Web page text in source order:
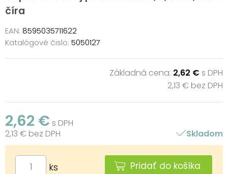
číra
EAN: 8595035711622
Katalógové čislo: 5050127
Základná cena: 2,62 € s DPH
2,13 € bez DPH
2,62 € s DPH
2,13 € bez DPH
Skladom
ks Pridať do košíka